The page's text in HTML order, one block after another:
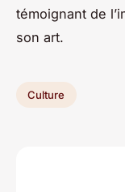
témoignant de
son art.
Culture